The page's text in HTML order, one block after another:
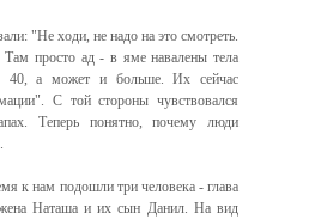
"Не ходи, не надо на это смотреть.
Там просто ад - в яме навалены тела
40, а может и больше. Их сейчас
С той стороны чувствовался
Теперь понятно, почему люди
к нам подошли три человека - глава
Наташа и их сын Данил. На вид